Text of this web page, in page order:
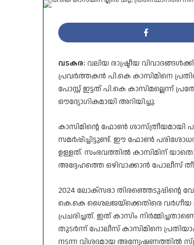
വടകര: വലിയ രാഷ്ട്രീയ
പ്രവർത്തകൻ പി.കെ കാസിമിനെ
പോസ്റ്റ് ഇട്ടത് പി.കെ കാസിമല്ലെന്ന്
ഔദ്യോഗികമായി അറിയിച്ചു.
​കാസിമിന്റെ ഫോൺ
സമർപ്പിച്ചിട്ടുണ്ട്. ഈ ഫോൺ
ഉള്ളത്. സംഭവത്തിൽ കാസിമിന്
അദ്ദേഹത്തെ ഒഴിവാക്കാൻ പോലീസ്
​2024 ലോക്‌സഭാ തിരഞ്ഞെടുപ്പിന്റെ
കെ.കെ ശൈലജയ്‌ക്കെതിരെ വർഗീയ
പ്രചരിച്ചത്. ഇത് കാസിം
തുടർന്ന് പോലീസ് കാസിമിനെ
നടന്ന വിശദമായ അന്വേഷണത്തിൽ